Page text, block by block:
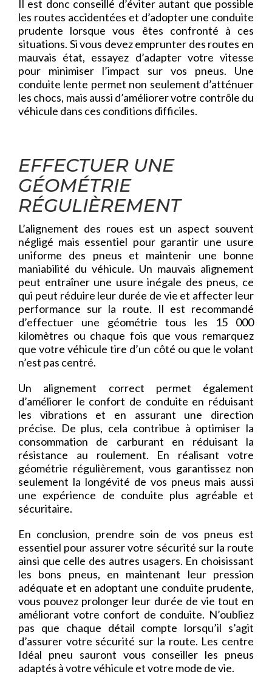
Il est donc conseillé d’éviter autant que possible
les routes accidentées et d’adopter une conduite
prudente lorsque vous êtes confronté à ces
situations. Si vous devez emprunter des routes en
mauvais état, essayez d’adapter votre vitesse
pour minimiser l’impact sur vos pneus. Une
conduite lente permet non seulement d’atténuer
les chocs, mais aussi d’améliorer votre contrôle du
véhicule dans ces conditions difficiles.
EFFECTUER UNE
GÉOMÉTRIE
RÉGULIÈREMENT
L’alignement des roues est un aspect souvent
négligé mais essentiel pour garantir une usure
uniforme des pneus et maintenir une bonne
maniabilité du véhicule. Un mauvais alignement
peut entraîner une usure inégale des pneus, ce
qui peut réduire leur durée de vie et affecter leur
performance sur la route. Il est recommandé
d’effectuer une géométrie tous les 15 000
kilomètres ou chaque fois que vous remarquez
que votre véhicule tire d’un côté ou que le volant
n’est pas centré.
Un alignement correct permet également
d’améliorer le confort de conduite en réduisant
les vibrations et en assurant une direction
précise. De plus, cela contribue à optimiser la
consommation de carburant en réduisant la
résistance au roulement. En réalisant votre
géométrie régulièrement, vous garantissez non
seulement la longévité de vos pneus mais aussi
une expérience de conduite plus agréable et
sécuritaire.
En conclusion, prendre soin de vos pneus est
essentiel pour assurer votre sécurité sur la route
ainsi que celle des autres usagers. En choisissant
les bons pneus, en maintenant leur pression
adéquate et en adoptant une conduite prudente,
vous pouvez prolonger leur durée de vie tout en
améliorant votre confort de conduite. N’oubliez
pas que chaque détail compte lorsqu’il s’agit
d’assurer votre sécurité sur la route. Les centre
Idéal pneu sauront vous conseiller les pneus
adaptés à votre véhicule et votre mode de vie.